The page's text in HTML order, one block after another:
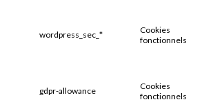
wordpress_sec_*
Cookies
fonctionnels
gdpr-allowance
Cookies
fonctionnels